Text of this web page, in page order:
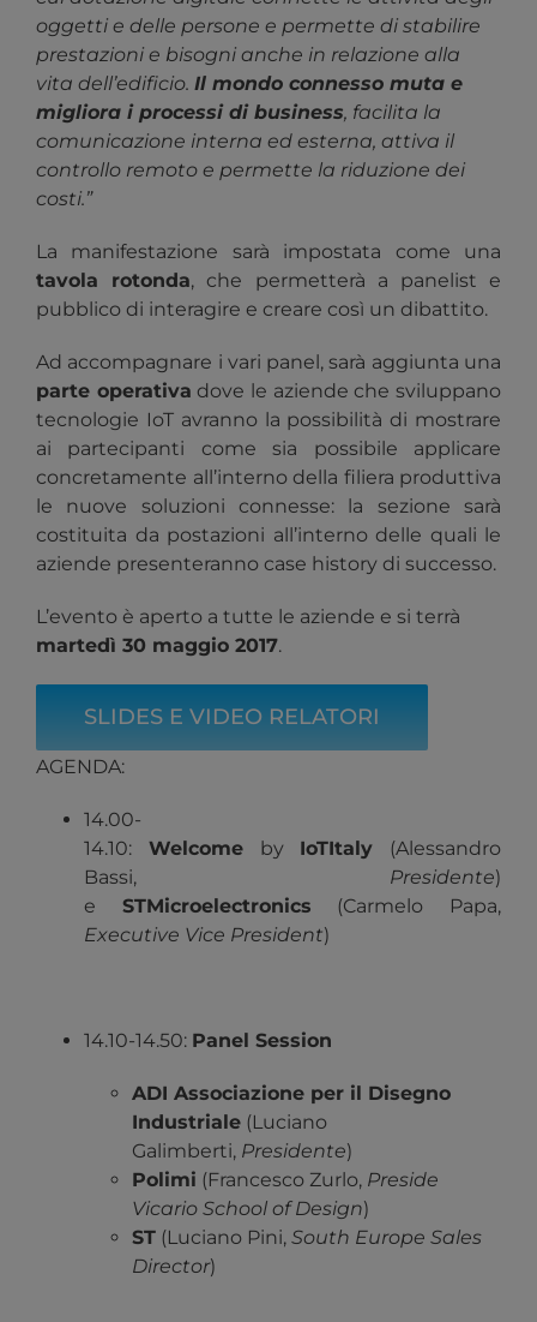
oggetti e delle persone e permette di stabilire
prestazioni e bisogni anche in relazione alla
vita dell’edificio. Il mondo connesso muta e
migliora i processi di business, facilita la
comunicazione interna ed esterna, attiva il
controllo remoto e permette la riduzione dei
costi.”
La manifestazione sarà impostata come una
tavola rotonda, che permetterà a panelist e
pubblico di interagire e creare così un dibattito.
Ad accompagnare i vari panel, sarà aggiunta una
parte operativa dove le aziende che sviluppano
tecnologie IoT avranno la possibilità di mostrare
ai partecipanti come sia possibile applicare
concretamente all’interno della filiera produttiva
le nuove soluzioni connesse: la sezione sarà
costituita da postazioni all’interno delle quali le
aziende presenteranno case history di successo.
L’evento è aperto a tutte le aziende e si terrà
martedì 30 maggio 2017.
SLIDES E VIDEO RELATORI
AGENDA:
14.00-
14.10: Welcomeby IoTItaly (Alessandro
Bassi, Presidente)
e STMicroelectronics (Carmelo Papa,
Executive Vice President)
14.10-14.50: Panel Session
ADI Associazione per il Disegno
Industriale (Luciano
Galimberti, Presidente)
Polimi (Francesco Zurlo, Preside
Vicario School of Design)
ST (Luciano Pini, South Europe Sales
Director)